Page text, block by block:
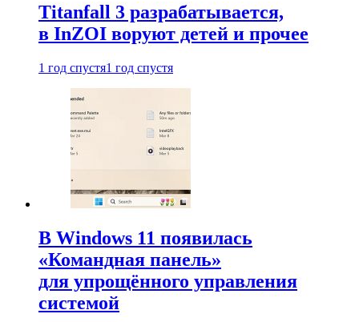
Titanfall 3 разрабатывается,
в InZOI воруют детей и прочее
1 год спустя1 год спустя
В Windows 11 появилась
«Командная панель»
для упрощённого управления
системой